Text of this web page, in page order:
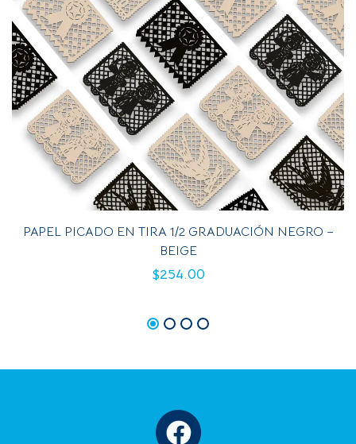
PAPEL PICADO EN TIRA 1/2 GRADUACIÓN NEGRO –
BEIGE
$254.00